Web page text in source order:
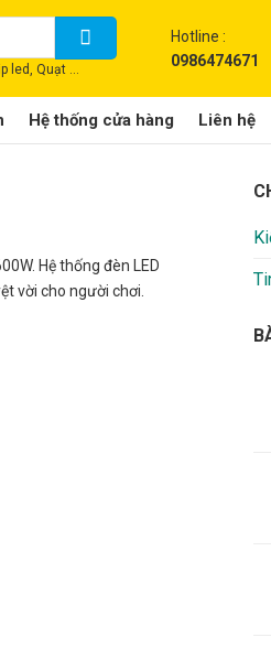
led, Quạt ...
Hotline :
0986474671
Hệ thống cửa hàng Liên hệ
Hệ thống đèn LED
vời cho người chơi.